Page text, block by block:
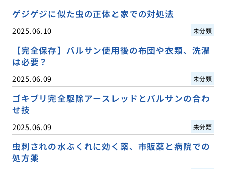
ゲジゲジに似た虫の正体と家での対処法
2025.06.10 未分類
【完全保存】バルサン使用後の布団や衣類、洗濯
は必要？
2025.06.09 未分類
ゴキブリ完全駆除アースレッドとバルサンの合わ
せ技
2025.06.09 未分類
虫刺されの水ぶくれに効く薬、市販薬と病院での
処方薬